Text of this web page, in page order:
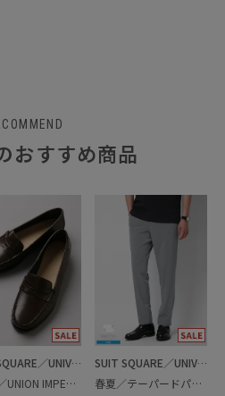
おすすめ商品
SUIT SQUARE／UNIVERSAL LANGUAGE
MENS／UNION IMPERIAL監修／コインローファー
SUIT SQUARE／UNIVERSAL LANGUAGE
春夏／テーパードパンツ